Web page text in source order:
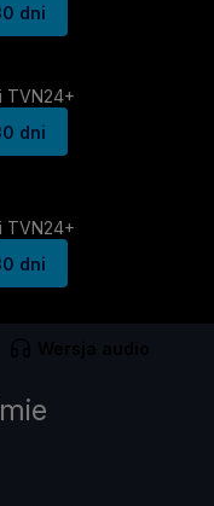
dni
TVN24+
dni
TVN24+
dni